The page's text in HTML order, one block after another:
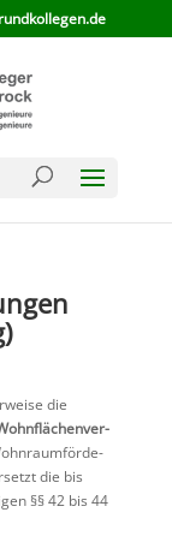
die
die bis
§§ 42 bis 44